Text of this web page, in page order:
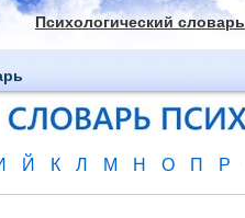
Психологический словарь
Й К Л М Н О П Р